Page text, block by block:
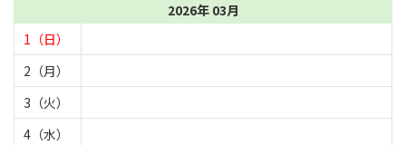
2026年 03月
1（日）
2（月）
3（火）
4（水）